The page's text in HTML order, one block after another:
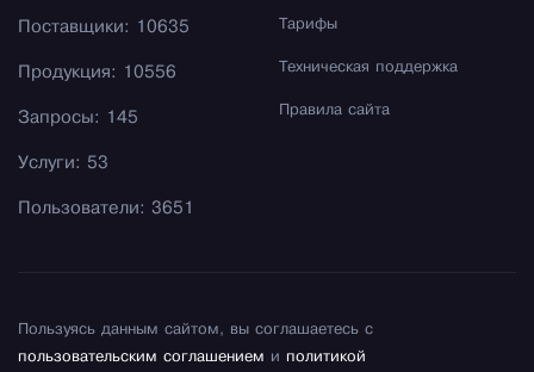
Тарифы
Техническая поддержка
Правила сайта
Поставщики: 10635
Продукция: 10556
Запросы: 145
Услуги: 53
Пользователи: 3651
Пользуясь данным сайтом, вы соглашаетесь с
пользовательским соглашением и политикой